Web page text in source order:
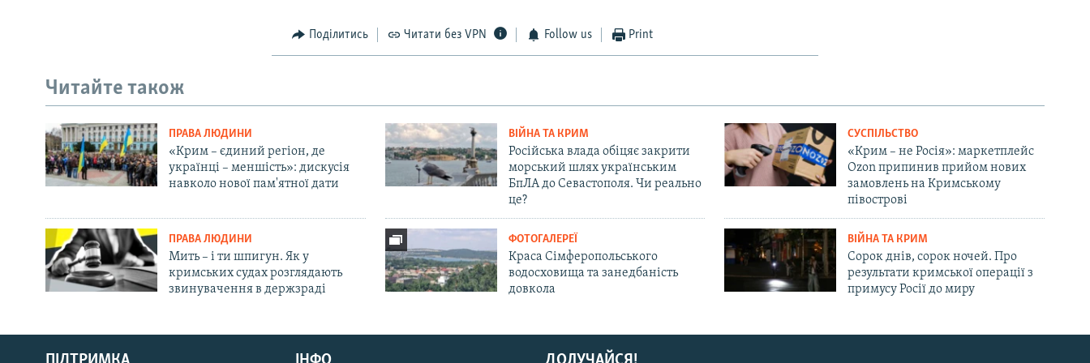
Русский
Поділитись Читати без VPN Follow us Print
Читайте також
ПРАВА ЛЮДИНИ
«Крим – єдиний регіон, де
українці – меншість»: дискусія
навколо нової пам'ятної дати
ВІЙНА ТА КРИМ
Російська влада обіцяє закрити
морський шлях українським
БпЛА до Севастополя. Чи реально
це?
СУСПІЛЬСТВО
«Крим – не Росія»: маркетплейс
Ozon припинив прийом нових
замовлень на Кримському
півострові
ПРАВА ЛЮДИНИ
Мить – і ти шпигун. Як у
кримських судах розглядають
звинувачення в держзраді
ФОТОГАЛЕРЕЇ
Краса Сімферопольського
водосховища та занедбаність
довкола
ВІЙНА ТА КРИМ
Сорок днів, сорок ночей. Про
результати кримської операції з
примусу Росії до миру